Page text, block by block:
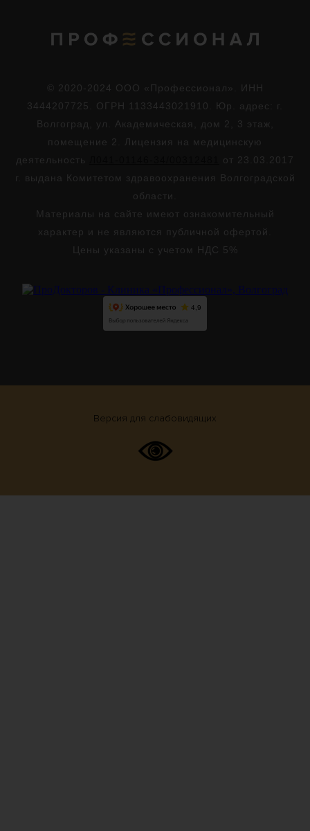
© 2020-2024 ООО «Профессионал». ИНН
3444207725. ОГРН 1133443021910. Юр. адрес: г.
Волгоград, ул. Академическая, дом 2, 3 этаж,
помещение 2. Лицензия на медицинскую
деятельность
от 23.03.2017
г. выдана Комитетом здравоохранения Волгоградской
области.
Материалы на сайте имеют ознакомительный
характер и не являются публичной офертой.
Цены указаны с учетом НДС 5%
Версия для слабовидящих